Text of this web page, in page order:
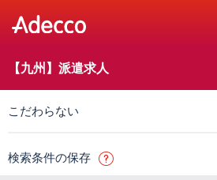
【九州】派遣求人
こだわらない
検索条件の保存